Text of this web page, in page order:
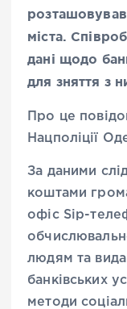
міста.
дані щодо
для зняття з
Про це
Нацполіції
За даними
коштами
офіс Sip-
людям та
банківських
методи